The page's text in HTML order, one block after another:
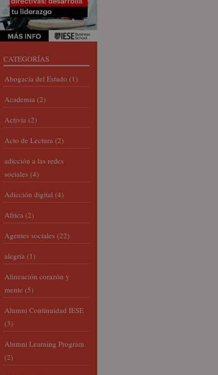
CATEGORÍAS
Abogacía del Estado (1)
Academia (2)
Activia (2)
Acto de Lectura (2)
adicción a las redes
sociales (4)
Adicción digital (4)
Africa (2)
Agentes sociales (22)
alegría (1)
Alineación corazón y
mente (5)
Alumni Continuidad IESE
(3)
Alumni Learning Program
(2)